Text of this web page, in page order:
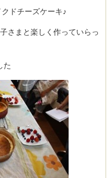
ドチーズケーキ♪
さまと楽しく作っていらっ
た